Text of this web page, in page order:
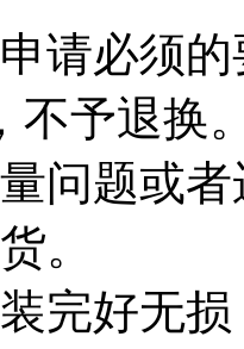
请必须
不予退换
问题或
。
完好无